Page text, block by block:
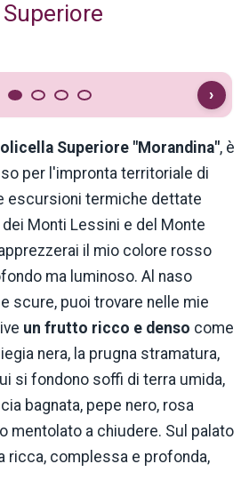
›
Superiore "Morandina", è
per l'impronta territoriale di
escursioni termiche dettate
Monti Lessini e del Monte
il mio colore rosso
ma luminoso. Al naso
scure, puoi trovare nelle mie
un frutto ricco e denso come
nera, la prugna stramatura,
si fondono soffi di terra umida,
bagnata, pepe nero, rosa
mentolato a chiudere. Sul palato
ricca, complessa e profonda,